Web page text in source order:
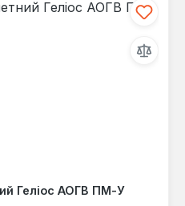
Геліос АОГВ ПМ-У